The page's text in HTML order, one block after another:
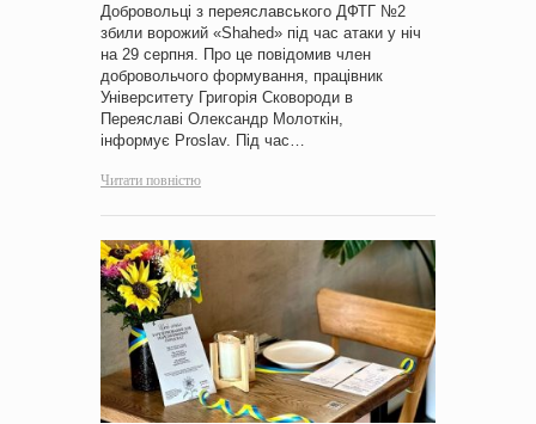
Добровольці з переяславського ДФТГ №2
збили ворожий «Shahed» під час атаки у ніч
на 29 серпня. Про це повідомив член
добровольчого формування, працівник
Університету Григорія Сковороди в
Переяславі Олександр Молоткін,
інформує Proslav. Під час…
Читати повністю